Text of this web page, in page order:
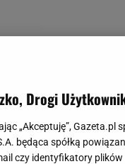
Drogi
„Akceptuję”, Gazeta.pl
będąca spółką
czy identyfikatory